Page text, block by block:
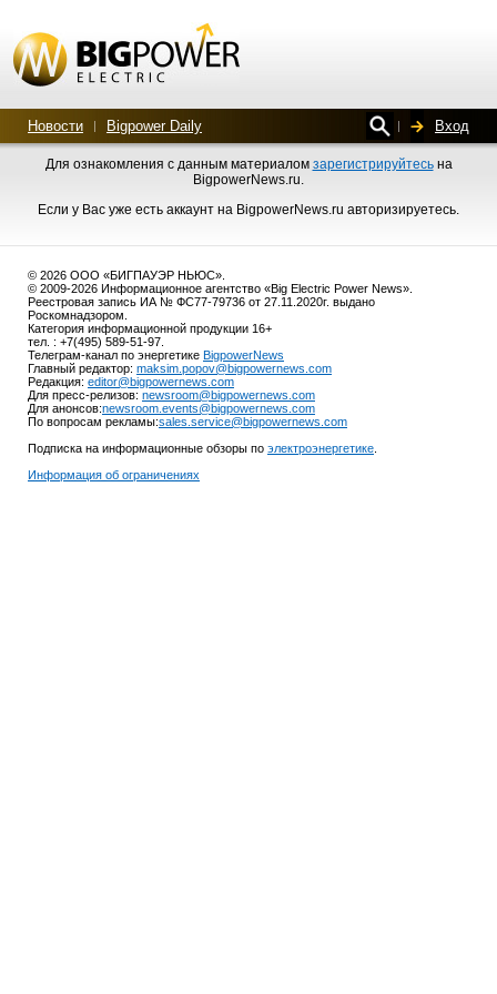
Новости Bigpower Daily Вход
Для ознакомления с данным материалом зарегистрируйтесьна
BigpowerNews.ru.
Если у Вас уже есть аккаунт на BigpowerNews.ru авторизируетесь.
© 2026 ООО «БИГПАУЭР НЬЮС».
© 2009-2026 Информационное агентство «Big Electric Power News».
Реестровая запись ИА № ФС77-79736 от 27.11.2020г. выдано
Роскомнадзором.
Категория информационной продукции 16+
тел. : +7(495) 589-51-97.
Телеграм-канал по энергетике BigpowerNews
Главный редактор: maksim.popov@bigpowernews.com
Редакция: editor@bigpowernews.com
Для пресс-релизов: newsroom@bigpowernews.com
Для анонсов:newsroom.events@bigpowernews.com
По вопросам рекламы:sales.service@bigpowernews.com
Подписка на информационные обзоры по электроэнергетике
Информация об ограничениях